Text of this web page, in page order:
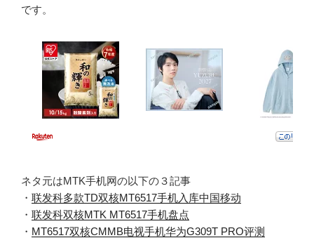
です。
ネタ元はMTK手机网の以下の３記事
・ 联发科多款TD双核MT6517手机入库中国移动
・ 联发科双核MTK MT6517手机盘点
・ MT6517双核CMMB电视手机华为G309T PRO评测